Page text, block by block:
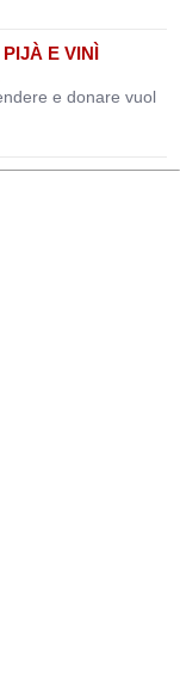
E VINÌ
e donare vuol